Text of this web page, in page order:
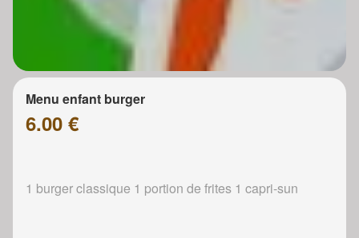
Menu enfant burger
6.00 €
1 burger classique 1 portion de frites 1 capri-sun